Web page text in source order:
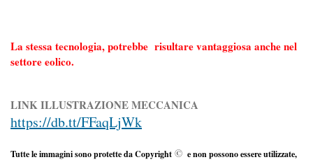
La stessa tecnologia, potrebbe risultare vantaggiosa anche nel
settore eolico.
LINK ILLUSTRAZIONE MECCANICA
https://db.tt/FFaqLjWk
Tutte le immagini sono protette da Copyright © e non possono essere utilizzate,